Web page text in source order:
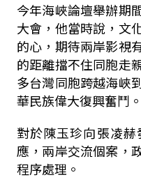
今年海峽論壇舉辦期
大會，他當時說，文
的心，期待兩岸影視
的距離擋不住同胞走
多台灣同胞跨越海峽
華民族偉大復興奮鬥。
對於陳玉珍向張凌
應，兩岸交流個案，
程序處理。